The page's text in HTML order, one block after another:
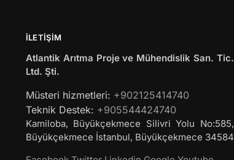
İLETIŞIM
Atlantik Arıtma Proje ve Mühendislik San. Tic.
Ltd. Şti.
Müsteri hizmetleri: +902125414740
Teknik Destek: +905544424740
Kamiloba, Büyükçekmece Silivri Yolu No:585,
Büyükçekmece İstanbul, Büyükçekmece 34584